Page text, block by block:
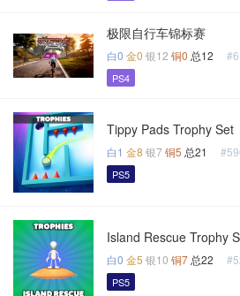
极限自行车锦标赛
白0 金0 银12 铜0 总12
PS4
Tippy Pads Trophy Set
白1 金8 银7 铜5 总21
PS5
Island Rescue Trophy
白0 金5 银10 铜7 总22
PS5